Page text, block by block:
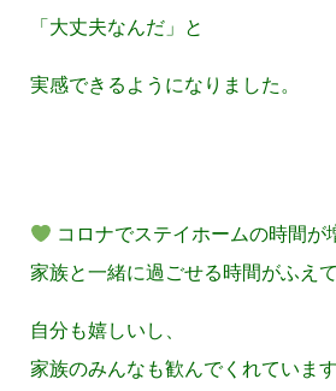
「大丈夫なんだ」と
実感できるようになりました。
コロナでステイホームの時間が
家族と一緒に過ごせる時間がふえ
自分も嬉しいし、
家族のみんなも歓んでくれていま